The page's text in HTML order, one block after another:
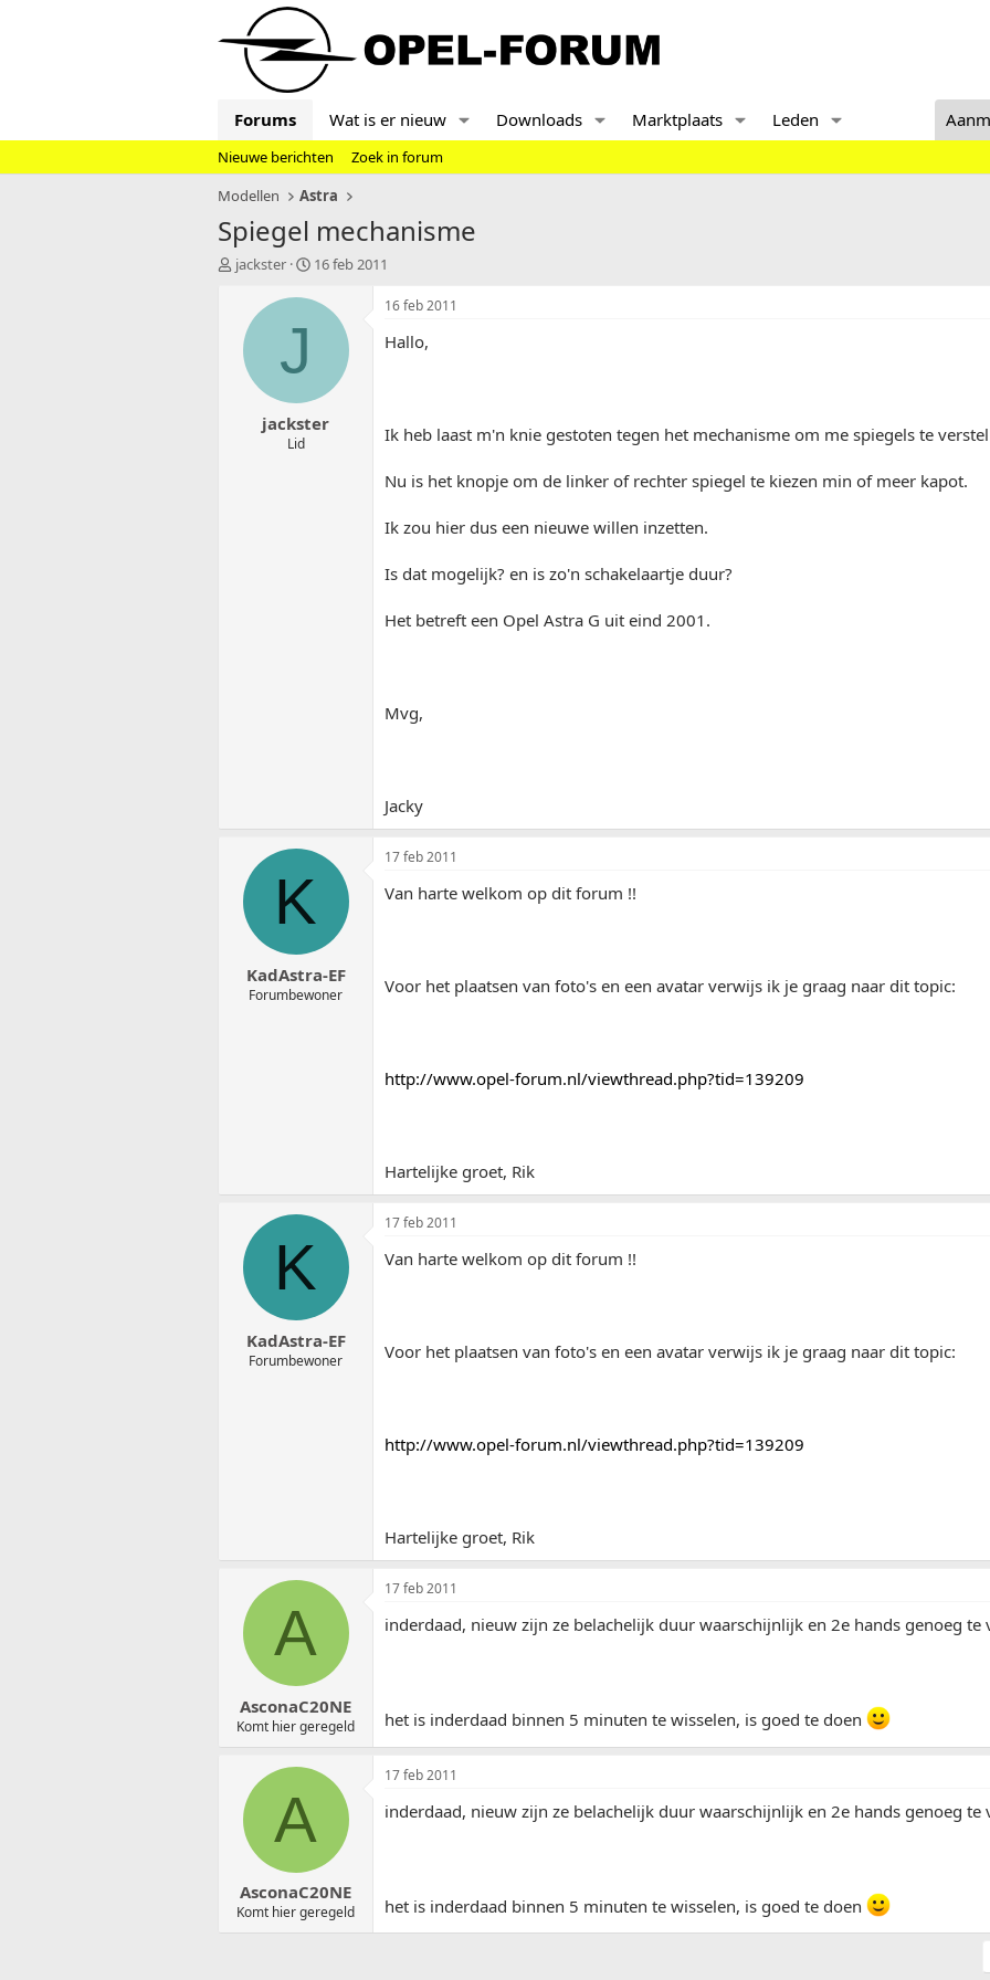
Forums Wat is er nieuw Downloads Marktplaats Leden
Nieuwe berichten
Zoek in forum
Modellen
Astra
Spiegel mechanisme
T
jackster
S
a
t
u
16 feb 2011
J
jackster
Lid
16 feb 2011
Hallo,
Ik heb laast m'n knie gestoten tegen het mechanisme om me spiegels te
Nu is het knopje om de linker of rechter spiegel te kiezen min of meer kapot.
Ik zou hier dus een nieuwe willen inzetten.
Is dat mogelijk? en is zo'n schakelaartje duur?
Het betreft een Opel Astra G uit eind 2001.
Mvg,
Jacky
K
KadAstra-EF
Forumbewoner
17 feb 2011
Van harte welkom op dit forum !!
Voor het plaatsen van foto's en een avatar verwijs ik je graag naar dit topic:
http://www.opel-forum.nl/viewthread.php?tid=139209
Hartelijke groet, Rik
K
KadAstra-EF
Forumbewoner
17 feb 2011
Van harte welkom op dit forum !!
Voor het plaatsen van foto's en een avatar verwijs ik je graag naar dit topic:
http://www.opel-forum.nl/viewthread.php?tid=139209
Hartelijke groet, Rik
A
AsconaC20NE
Komt hier geregeld
17 feb 2011
inderdaad, nieuw zijn ze belachelijk duur waarschijnlijk en 2e hands genoeg te
het is inderdaad binnen 5 minuten te wisselen, is goed te doen
A
AsconaC20NE
Komt hier geregeld
17 feb 2011
inderdaad, nieuw zijn ze belachelijk duur waarschijnlijk en 2e hands genoeg te
het is inderdaad binnen 5 minuten te wisselen, is goed te doen